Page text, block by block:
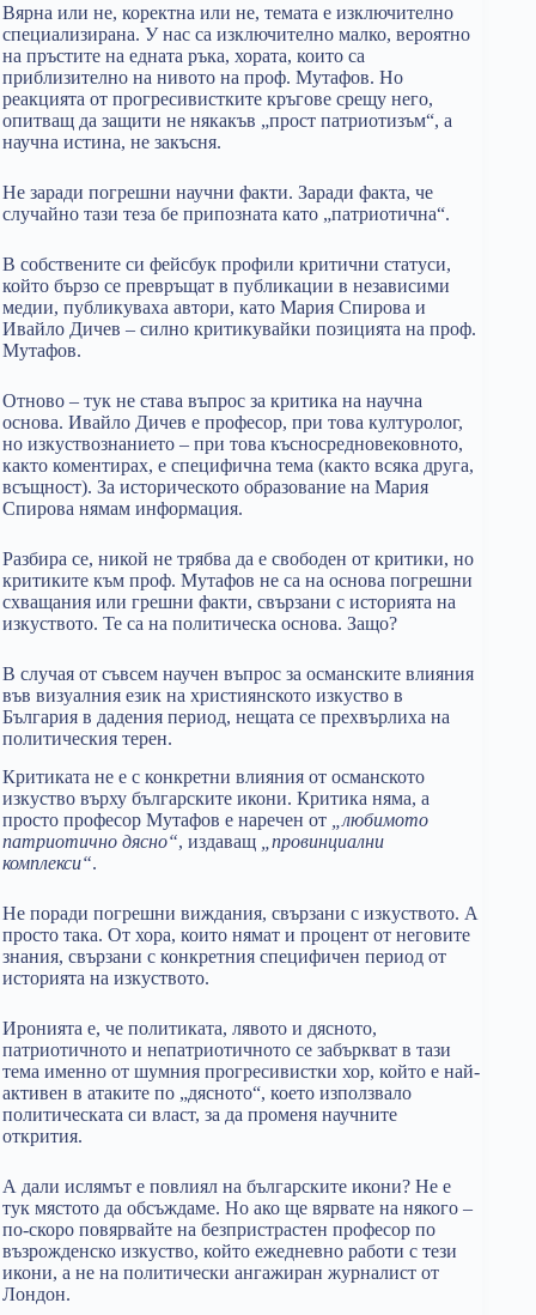
Вярна или не, коректна или не, темата е изключително
специализирана. У нас са изключително малко, вероятно
на пръстите на едната ръка, хората, които са
приблизително на нивото на проф. Мутафов. Но
реакцията от прогресивистките кръгове срещу него,
опитващ да защити не някакъв „прост патриотизъм“, а
научна истина, не закъсня.
Не заради погрешни научни факти. Заради факта, че
случайно тази теза бе припозната като „патриотична“.
В собствените си фейсбук профили критични статуси,
който бързо се превръщат в публикации в независими
медии, публикуваха автори, като Мария Спирова и
Ивайло Дичев – силно критикувайки позицията на проф.
Мутафов.
Отново – тук не става въпрос за критика на научна
основа. Ивайло Дичев е професор, при това културолог,
но изкуствознанието – при това късносредновековното,
както коментирах, е специфична тема (както всяка друга,
всъщност). За историческото образование на Мария
Спирова нямам информация.
Разбира се, никой не трябва да е свободен от критики, но
критиките към проф. Мутафов не са на основа погрешни
схващания или грешни факти, свързани с историята на
изкуството. Те са на политическа основа. Защо?
В случая от съвсем научен въпрос за османските влияния
във визуалния език на християнското изкуство в
България в дадения период, нещата се прехвърлиха на
политическия терен.
Критиката не е с конкретни влияния от османското
изкуство върху българските икони. Критика няма, а
просто професор Мутафов е наречен от
„любимото
патриотично дясно“, издаващ
„провинциални
комплекси“.
Не поради погрешни виждания, свързани с изкуството. А
просто така. От хора, които нямат и процент от неговите
знания, свързани с конкретния специфичен период от
историята на изкуството.
Иронията е, че политиката, лявото и дясното,
патриотичното и непатриотичното се забъркват в тази
тема именно от шумния прогресивистки хор, който е най-
активен в атаките по „дясното“, което използвало
политическата си власт, за да променя научните
открития.
А дали ислямът е повлиял на българските икони? Не е
тук мястото да обсъждаме. Но ако ще вярвате на някого –
по-скоро повярвайте на безпристрастен професор по
възрожденско изкуство, който ежедневно работи с тези
икони, а не на политически ангажиран журналист от
Лондон.